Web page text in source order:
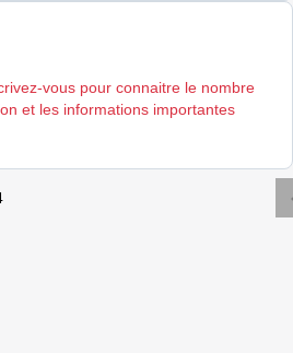
vous pour connaitre le nombre
et les informations importantes